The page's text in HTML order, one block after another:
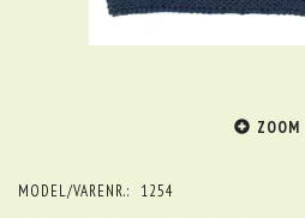
ZOOM
MODEL/VARENR.: 1254